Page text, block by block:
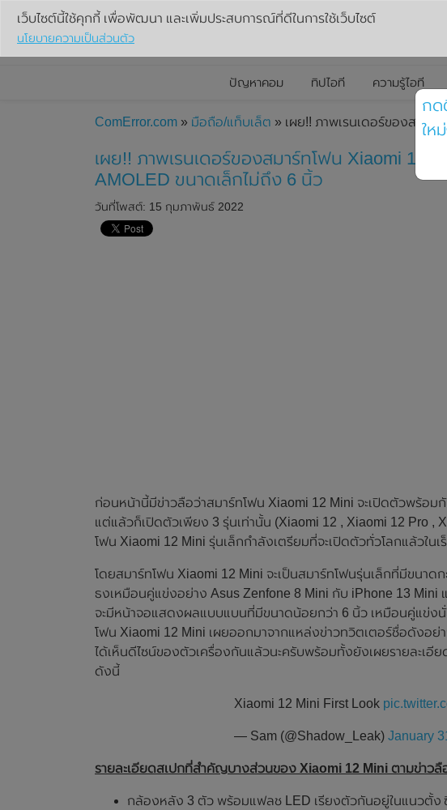
ปัญหาคอม ทิปไอที ความรู้ไอที
ComError.com » มือถือ/แท็บเล็ต » เผย!! ภาพเรนเดอร์ของสมา
เผย!! ภาพเรนเดอร์ของสมาร์ทโฟน Xiaomi 12
AMOLED ขนาดเล็กไม่ถึง 6 นิ้ว
วันที่โพสต์: 15 กุมภาพันธ์ 2022
ก่อนหน้านี้มีข่าวลือว่าสมาร์ทโฟน Xiaomi 12 Mini จะเปิดตัวพร้อม
แต่แล้วก็เปิดตัวเพียง 3 รุ่นเท่านั้น (Xiaomi 12 , Xiaomi 12 Pro ,
โฟน Xiaomi 12 Mini รุ่นเล็กกำลังเตรียมที่จะเปิดตัวทั่วโลกแล้วในเ
โดยสมาร์ทโฟน Xiaomi 12 Mini จะเป็นสมาร์ทโฟนรุ่นเล็กที่มีขนา
ธงเหมือนคู่แข่งอย่าง Asus Zenfone 8 Mini กับ iPhone 13 Mini
จะมีหน้าจอแสดงผลแบบแบนที่มีขนาดน้อยกว่า 6 นิ้ว เหมือนคู่แข่ง
โฟน Xiaomi 12 Mini เผยออกมาจากแหล่งข่าวทวิตเตอร์ชื่อดังอย่
ได้เห็นดีไซน์ของตัวเครื่องกันแล้วนะครับพร้อมทั้งยังเผยรายละเ
ดังนี้
Xiaomi 12 Mini First Look
— Sam (@Shadow_Leak) January
รายละเอียดสเปกที่สำคัญบางส่วนของ Xiaomi 12 Mini ตามข่าว
กล้องหลัง 3 ตัว พร้อมแฟลช LED เรียงตัวกันอยู่ในแนวตั้ง
เว็บไซต์นี้ใช้คุกกี้ เพื่อพัฒนา และเพิ่มประสบการณ์ที่ดีในการใช้เว็บไซต์
นโยบายความเป็นส่วนตัว
กด
ให